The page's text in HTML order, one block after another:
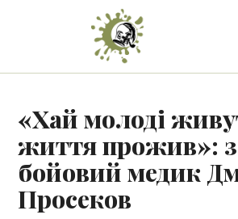
«Хай молоді
життя прожив»:
бойовий медик
Просеков